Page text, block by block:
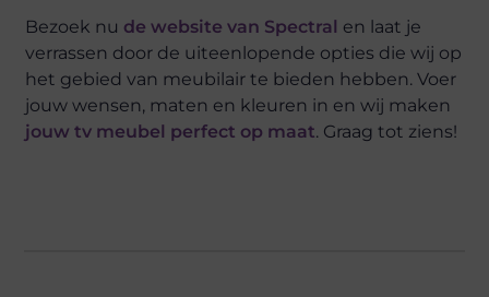
Bezoek nu de website van Spectral en laat je
verrassen door de uiteenlopende opties die wij op
het gebied van meubilair te bieden hebben. Voer
jouw wensen, maten en kleuren in en wij maken
jouw tv meubel perfect op maat. Graag tot ziens!